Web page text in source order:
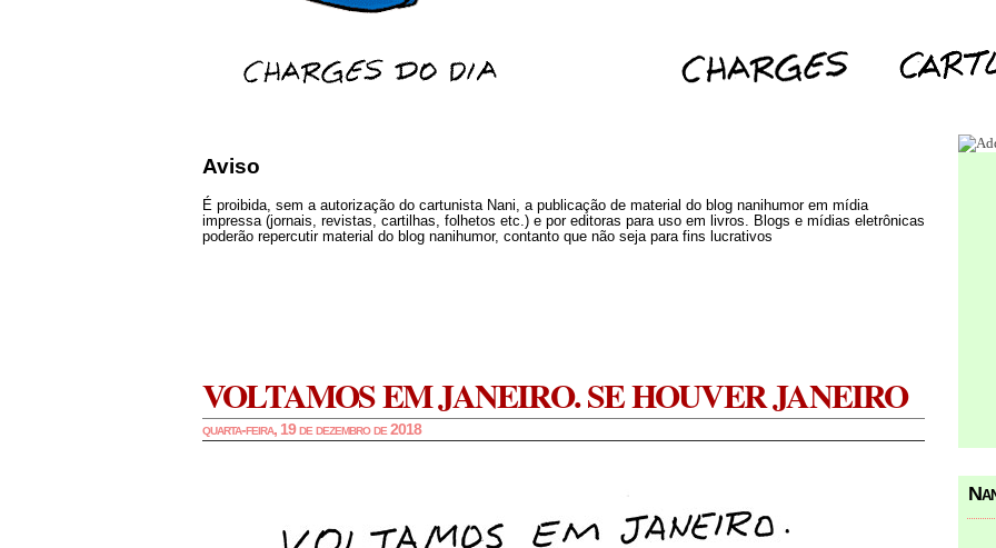
Aviso
É proibida, sem a autorização do cartunista Nani, a publicação de material do blog nanihumor em mídia
impressa (jornais, revistas, cartilhas, folhetos etc.) e por editoras para uso em livros. Blogs e mídias eletrônicas
poderão repercutir material do blog nanihumor, contanto que não seja para fins lucrativos
VOLTAMOS EM JANEIRO. SE HOUVER JANEIRO
quarta-feira, 19 de dezembro de 2018